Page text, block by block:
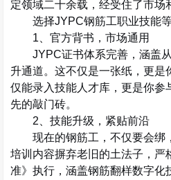
定领域二十余载，经受住了市场
选择JYPC钢筋工职业技能
1 、官方背书，市场通用
JYPC证书体系完善，涵盖
升通道。这不仅是一张纸，更是
仅能录入技能人才库，更是你参
先的敲门砖。
2 、技能升级，紧贴前沿
现在的钢筋工，不仅要会绑
培训内容摒弃老旧的土法子，严
准》执行，涵盖钢筋翻样数字化